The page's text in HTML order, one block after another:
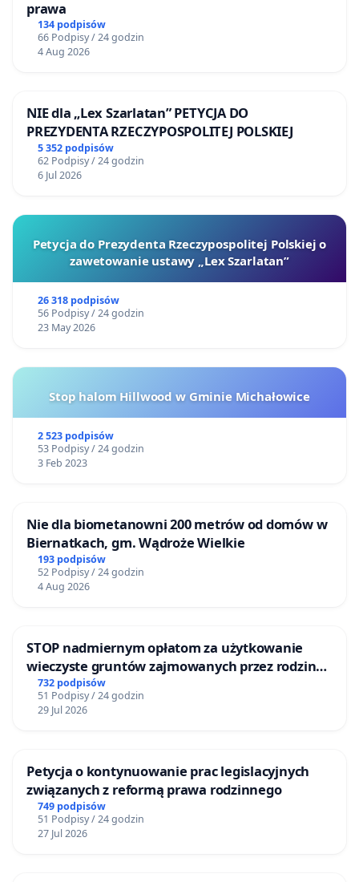
prawa
134 podpisów
66 Podpisy / 24 godzin
4 Aug 2026
NIE dla „Lex Szarlatan” PETYCJA DO
PREZYDENTA RZECZYPOSPOLITEJ POLSKIEJ
5 352 podpisów
62 Podpisy / 24 godzin
6 Jul 2026
Petycja do Prezydenta Rzeczypospolitej Polskiej o
zawetowanie ustawy „Lex Szarlatan”
26 318 podpisów
56 Podpisy / 24 godzin
23 May 2026
Stop halom Hillwood w Gminie Michałowice
2 523 podpisów
53 Podpisy / 24 godzin
3 Feb 2023
Nie dla biometanowni 200 metrów od domów w
Biernatkach, gm. Wądroże Wielkie
193 podpisów
52 Podpisy / 24 godzin
4 Aug 2026
STOP nadmiernym opłatom za użytkowanie
wieczyste gruntów zajmowanych przez rodzinne
ogrody działkowe.
732 podpisów
51 Podpisy / 24 godzin
29 Jul 2026
Petycja o kontynuowanie prac legislacyjnych
związanych z reformą prawa rodzinnego
749 podpisów
51 Podpisy / 24 godzin
27 Jul 2026